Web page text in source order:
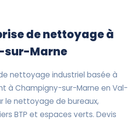
Devis Gratuit
de nettoyage à
sur-Marne
nettoyage industriel basée à
à Champigny-sur-Marne en Val-
le nettoyage de bureaux,
BTP et espaces verts. Devis